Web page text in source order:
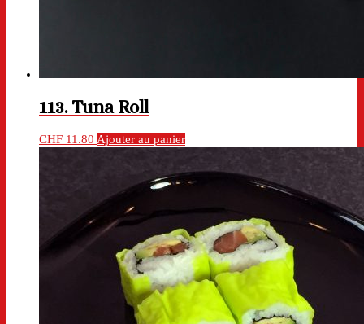
113. Tuna Roll
CHF 11.80 Ajouter au panier